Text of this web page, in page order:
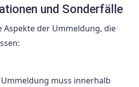
und Sonderfälle
Aspekte der Ummeldung, die
Ummeldung muss innerhalb